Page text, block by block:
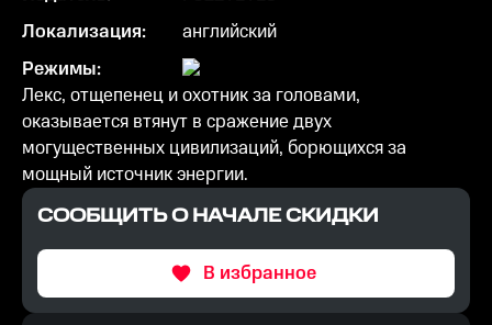
Локализация:
английский
Режимы:
Лекс, отщепенец и охотник за головами,
оказывается втянут в сражение двух
могущественных цивилизаций, борющихся за
мощный источник энергии.
СООБЩИТЬ О НАЧАЛЕ СКИДКИ
В избранное